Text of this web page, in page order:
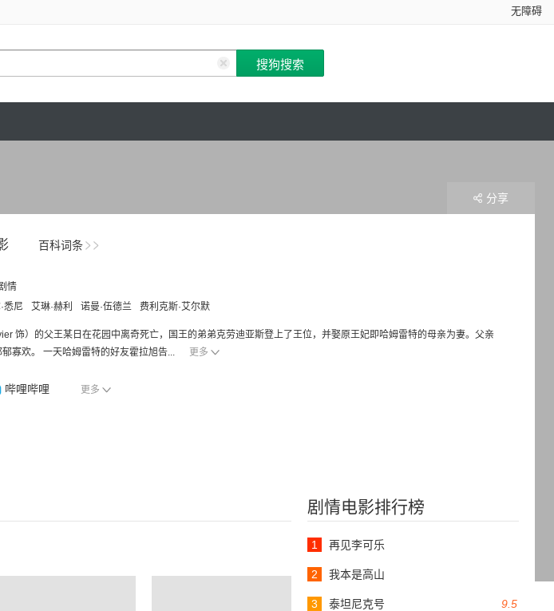
无障碍
百科词条
情
悉尼 艾琳·赫利 诺曼·伍德兰 费利克斯·艾尔默
饰）的父王某日在花园中离奇死亡，国王的弟弟克劳迪亚斯登上了王位，并娶原王妃即哈姆雷特的母亲为妻。父亲
寡欢。 一天哈姆雷特的好友霍拉旭告...
更多
哔哩哔哩 更多
分享
剧情电影排行榜
1 再见李可乐
2 我本是高山
9.5
3 泰坦尼克号